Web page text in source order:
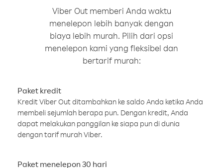
Viber Out memberi Anda waktu
menelepon lebih banyak dengan
biaya lebih murah. Pilih dari opsi
menelepon kami yang fleksibel dan
bertarif murah:
Paket kredit
Kredit Viber Out ditambahkan ke saldo Anda ketika Anda
membeli sejumlah berapa pun. Dengan kredit, Anda
dapat melakukan panggilan ke siapa pun di dunia
dengan tarif murah Viber.
Paket menelepon 30 hari